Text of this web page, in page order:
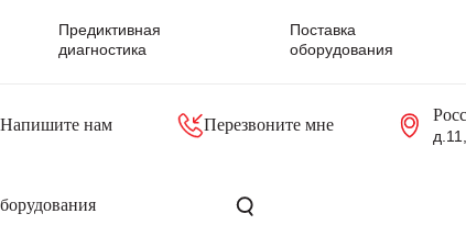
Предиктивная
диагностика
Поставка
оборудования
Напишите нам Перезвоните мне